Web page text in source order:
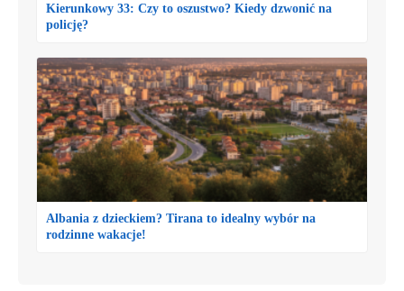
Kierunkowy 33: Czy to oszustwo? Kiedy dzwonić na
policję?
Albania z dzieckiem? Tirana to idealny wybór na
rodzinne wakacje!